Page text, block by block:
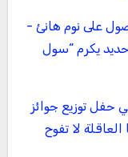
على نوم هانئ -
حديد يكرم “سول
توزيع جوائز
العاقلة لا تفوح